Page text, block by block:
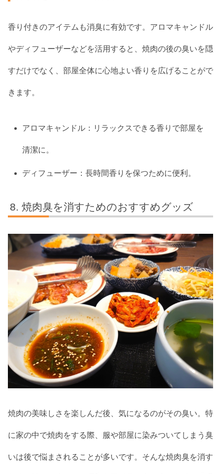
香り付きのアイテムも消臭に有効です。アロマキャンドル
やディフューザーなどを活用すると、焼肉の後の臭いを隠
すだけでなく、部屋全体に心地よい香りを広げることがで
きます。
アロマキャンドル：リラックスできる香りで部屋を
清潔に。
ディフューザー：長時間香りを保つために便利。
焼肉臭を消すためのおすすめグッズ
焼肉の美味しさを楽しんだ後、気になるのがその臭い。特
に家の中で焼肉をする際、服や部屋に染みついてしまう臭
いは後で悩まされることが多いです。そんな焼肉臭を消す